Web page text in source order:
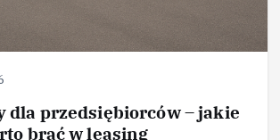
dla przedsiębiorców – jakie
brać w leasing